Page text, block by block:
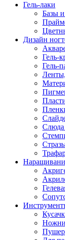
Гель-лаки
Базы
Дизайн
Гель-
Гель-
Слюда